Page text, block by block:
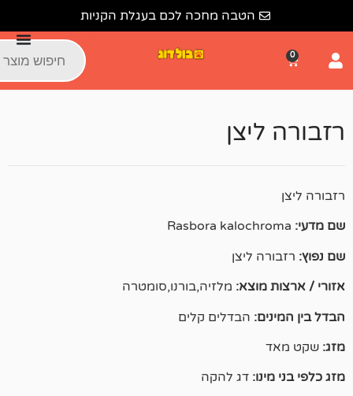
הטבה מחכה לכם בעגלת הקניות
ליצן
מלזיה,בורנו,סומטרה
הבדלים קלים
דג להקה